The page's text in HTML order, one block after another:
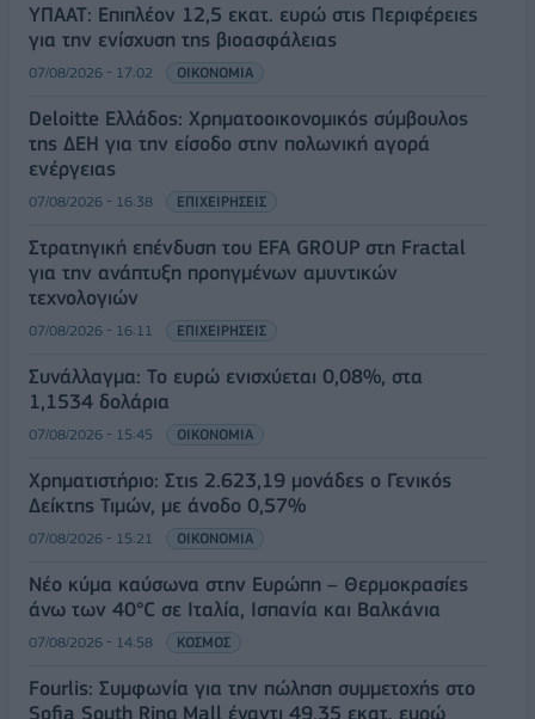
ΥΠΑΑΤ: Επιπλέον 12,5 εκατ. ευρώ στις Περιφέρειες
για την ενίσχυση της βιοασφάλειας
07/08/2026 - 17:02 ΟΙΚΟΝΟΜΙΑ
Deloitte Ελλάδος: Χρηματοοικονομικός σύμβουλος
της ΔΕΗ για την είσοδο στην πολωνική αγορά
ενέργειας
07/08/2026 - 16:38 ΕΠΙΧΕΙΡΗΣΕΙΣ
Στρατηγική επένδυση του EFA GROUP στη Fractal
για την ανάπτυξη προηγμένων αμυντικών
τεχνολογιών
07/08/2026 - 16:11 ΕΠΙΧΕΙΡΗΣΕΙΣ
Συνάλλαγμα: Το ευρώ ενισχύεται 0,08%, στα
1,1534 δολάρια
07/08/2026 - 15:45 ΟΙΚΟΝΟΜΙΑ
Χρηματιστήριο: Στις 2.623,19 μονάδες ο Γενικός
Δείκτης Τιμών, με άνοδο 0,57%
07/08/2026 - 15:21 ΟΙΚΟΝΟΜΙΑ
Νέο κύμα καύσωνα στην Ευρώπη – Θερμοκρασίες
άνω των 40°C σε Ιταλία, Ισπανία και Βαλκάνια
07/08/2026 - 14:58 ΚΟΣΜΟΣ
Fourlis: Συμφωνία για την πώληση συμμετοχής στο
Sofia South Ring Mall έναντι 49,35 εκατ. ευρώ